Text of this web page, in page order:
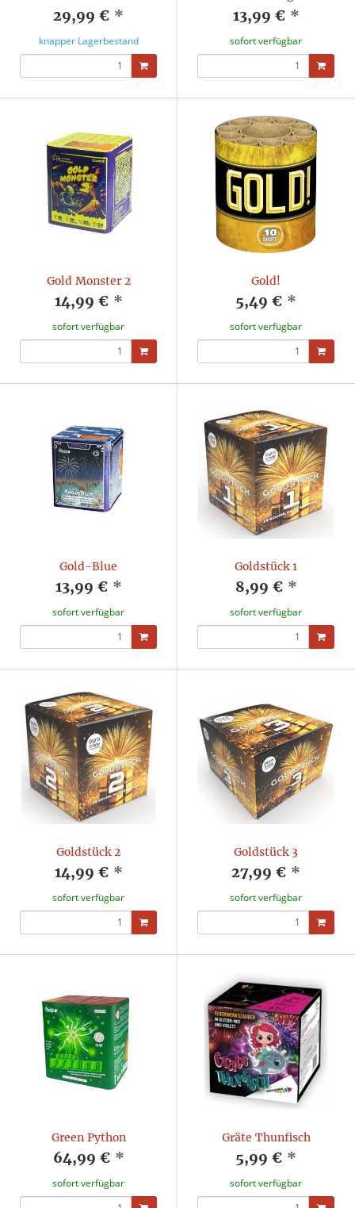
29,99 € *
knapper Lagerbestand
13,99 € *
sofort verfügbar
Gold Monster 2
14,99 € *
sofort verfügbar
Gold!
5,49 € *
sofort verfügbar
Gold-Blue
13,99 € *
sofort verfügbar
Goldstück 1
8,99 € *
sofort verfügbar
Goldstück 2
14,99 € *
sofort verfügbar
Goldstück 3
27,99 € *
sofort verfügbar
Green Python
64,99 € *
sofort verfügbar
Gräte Thunfisch
5,99 € *
sofort verfügbar